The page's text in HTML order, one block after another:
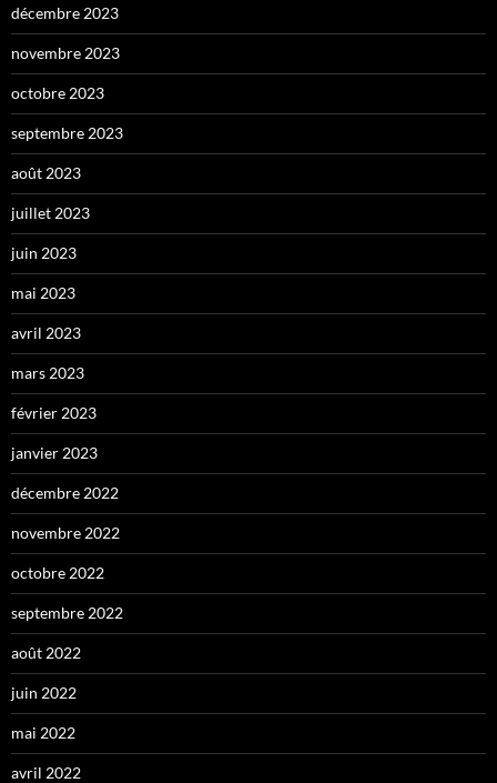
décembre 2023
novembre 2023
octobre 2023
septembre 2023
août 2023
juillet 2023
juin 2023
mai 2023
avril 2023
mars 2023
février 2023
janvier 2023
décembre 2022
novembre 2022
octobre 2022
septembre 2022
août 2022
juin 2022
mai 2022
avril 2022